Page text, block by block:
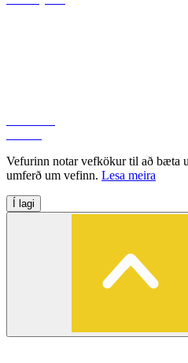
Vefurinn notar vefkökur til að bæta
umferð um vefinn. Lesa meira
Í lagi